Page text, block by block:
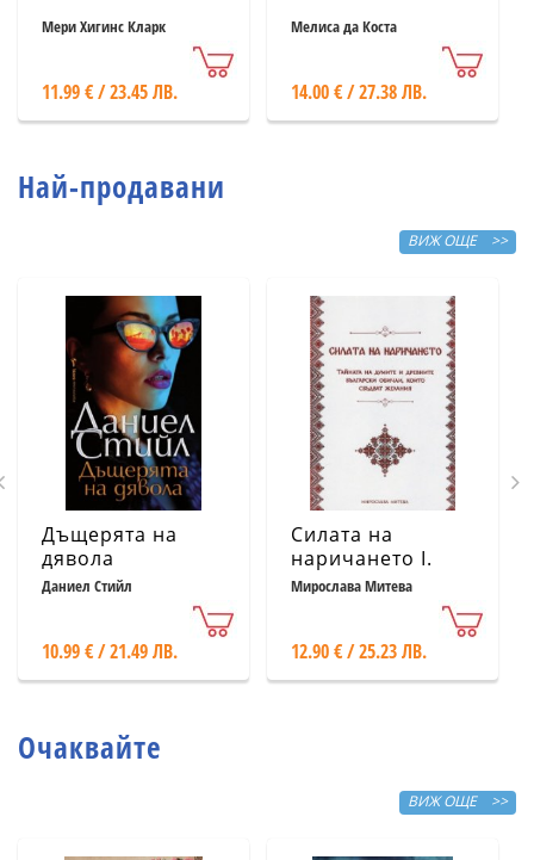
Мери Хигинс Кларк
11.99 € / 23.45 ЛВ.
Мелиса да Коста
14.00 € / 27.38 ЛВ.
Най-продавани
ВИЖ ОЩЕ >>
Дъщерята на
дявола
Даниел Стийл
10.99 € / 21.49 ЛВ.
Силата на
наричането І.
Тайната на
български
обичаи, които
Мирослава Митева
12.90 € / 25.23 ЛВ.
Очаквайте
ВИЖ ОЩЕ >>